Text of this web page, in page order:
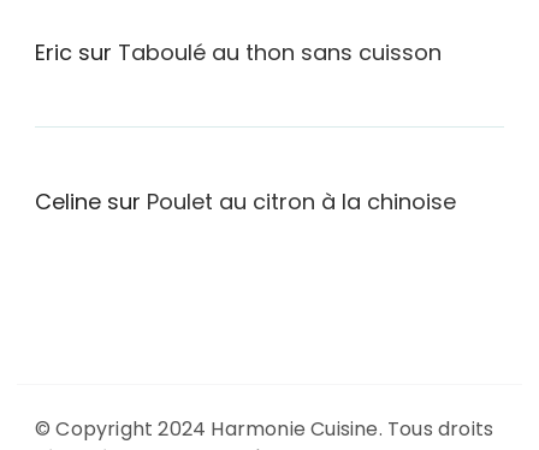
Eric sur Taboulé au thon sans cuisson
Celine sur Poulet au citron à la chinoise
© Copyright 2024 Harmonie Cuisine. Tous droits